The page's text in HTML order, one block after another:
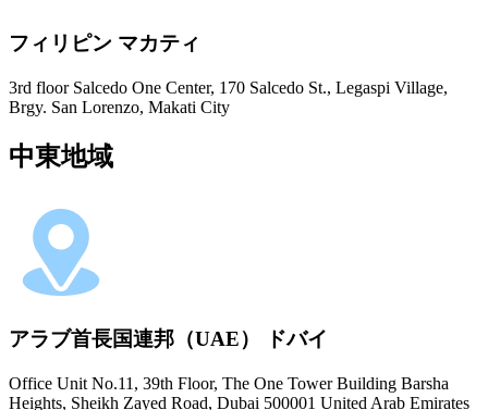
フィリピン マカティ
3rd floor Salcedo One Center, 170 Salcedo St., Legaspi Village,
Brgy. San Lorenzo, Makati City
中東地域
アラブ首長国連邦（UAE） ドバイ
Office Unit No.11, 39th Floor, The One Tower Building Barsha
Heights, Sheikh Zayed Road, Dubai 500001 United Arab Emirates